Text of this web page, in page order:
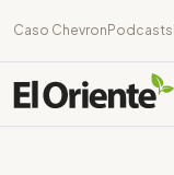
Caso Chevron Podcasts